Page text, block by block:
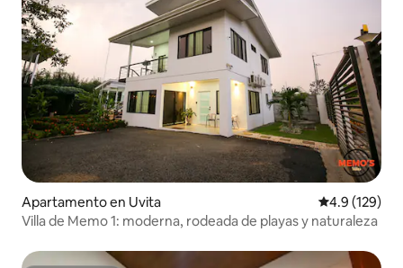
Apartamento en Uvita Calificación
4.9 (129)
Villa de Memo 1: moderna, rodeada de playas y naturaleza